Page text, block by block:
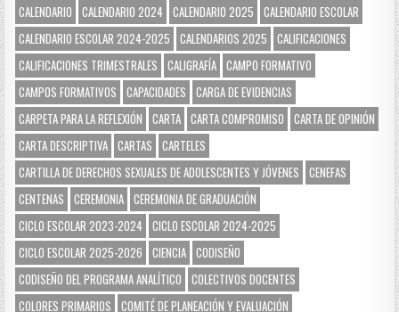
CALENDARIO
CALENDARIO 2024 CALENDARIO 2025
CALENDARIO ESCOLAR
CALENDARIO ESCOLAR 2024-2025
CALENDARIOS 2025
CALIFICACIONES
CALIFICACIONES TRIMESTRALES
CALIGRAFÍA CAMPO FORMATIVO
CAMPOS FORMATIVOS
CAPACIDADES
CARGA DE EVIDENCIAS
CARPETA PARA LA REFLEXIÓN
CARTA CARTA COMPROMISO
CARTA DE OPINIÓN
CARTA DESCRIPTIVA CARTAS
CARTELES
CARTILLA DE DERECHOS SEXUALES DE ADOLESCENTES Y JÓVENES
CENEFAS
CENTENAS
CEREMONIA CEREMONIA DE GRADUACIÓN
CICLO ESCOLAR 2023-2024
CICLO ESCOLAR 2024-2025
CICLO ESCOLAR 2025-2026
CIENCIA CODISEÑO
CODISEÑO DEL PROGRAMA ANALÍTICO
COLECTIVOS DOCENTES
COLORES PRIMARIOS
COMITÉ DE PLANEACIÓN Y EVALUACIÓN